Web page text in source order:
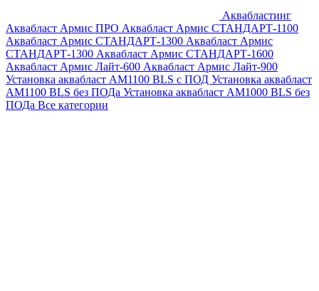
Аквабластинг
Аквабласт Армис ПРО Аквабласт Армис СТАНДАРТ-1100
Аквабласт Армис СТАНДАРТ-1300 Аквабласт Армис
СТАНДАРТ-1300 Аквабласт Армис СТАНДАРТ-1600
Аквабласт Армис Лайт-600 Аквабласт Армис Лайт-900
Установка аквабласт AM1100 BLS с ПОД Установка аквабласт
AM1100 BLS без ПОДа Установка аквабласт AM1000 BLS без
ПОДа Все категории